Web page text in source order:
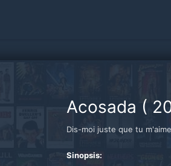
Acosada (
Dis-moi juste que tu
Sinopsis: